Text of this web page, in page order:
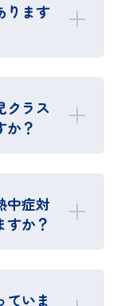
ります
クラス
か？
中症対
すか？
ていま